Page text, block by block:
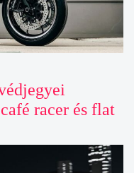
racer és flat